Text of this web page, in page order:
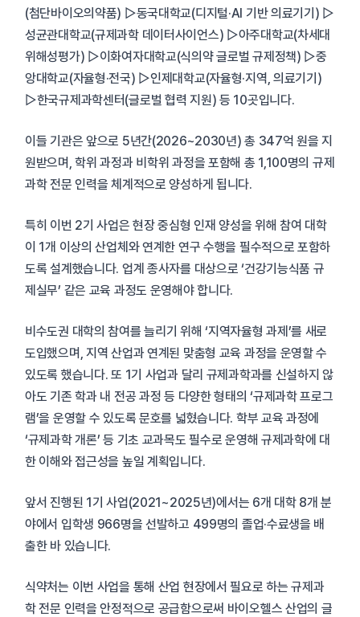
(첨단바이오의약품) ▷동국대학교(디지털·AI 기반 의료기기) ▷
성균관대학교(규제과학 데이터사이언스) ▷아주대학교(차세대
위해성평가) ▷이화여자대학교(식의약 글로벌 규제정책) ▷중
앙대학교(자율형·전국) ▷인제대학교(자율형·지역, 의료기기)
▷한국규제과학센터(글로벌 협력 지원) 등 10곳입니다.
이들 기관은 앞으로 5년간(2026~2030년) 총 347억 원을 지
원받으며, 학위 과정과 비학위 과정을 포함해 총 1,100명의 규제
과학 전문 인력을 체계적으로 양성하게 됩니다.
특히 이번 2기 사업은 현장 중심형 인재 양성을 위해 참여 대학
이 1개 이상의 산업체와 연계한 연구 수행을 필수적으로 포함하
도록 설계했습니다. 업계 종사자를 대상으로 ‘건강기능식품 규
제실무’ 같은 교육 과정도 운영해야 합니다.
비수도권 대학의 참여를 늘리기 위해 ‘지역자율형 과제’를 새로
도입했으며, 지역 산업과 연계된 맞춤형 교육 과정을 운영할 수
있도록 했습니다. 또 1기 사업과 달리 규제과학과를 신설하지 않
아도 기존 학과 내 전공 과정 등 다양한 형태의 ‘규제과학 프로그
램’을 운영할 수 있도록 문호를 넓혔습니다. 학부 교육 과정에
‘규제과학 개론’ 등 기초 교과목도 필수로 운영해 규제과학에 대
한 이해와 접근성을 높일 계획입니다.
앞서 진행된 1기 사업(2021~2025년)에서는 6개 대학 8개 분
야에서 입학생 966명을 선발하고 499명의 졸업·수료생을 배
출한 바 있습니다.
식약처는 이번 사업을 통해 산업 현장에서 필요로 하는 규제과
학 전문 인력을 안정적으로 공급함으로써 바이오헬스 산업의 글